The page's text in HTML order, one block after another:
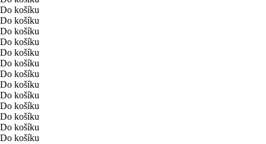
Do košíku
Do košíku
Do košíku
Do košíku
Do košíku
Do košíku
Do košíku
Do košíku
Do košíku
Do košíku
Do košíku
Do košíku
Do košíku